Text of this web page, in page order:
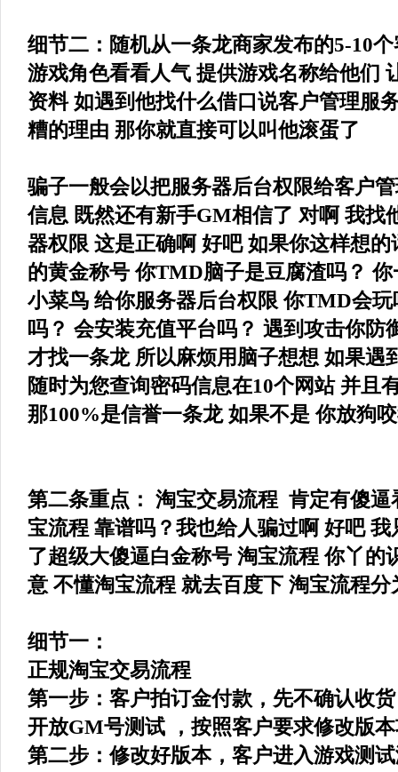
细节二：随机从一条龙商家发布的5-10
游戏角色看看人气 提供游戏名称给他们
资料 如遇到他找什么借口说客户管理服
糟的理由 那你就直接可以叫他滚蛋了
骗子一般会以把服务器后台权限给客户
信息 既然还有新手GM相信了 对啊 我找
器权限 这是正确啊 好吧 如果你这样想
的黄金称号 你TMD脑子是豆腐渣吗？
小菜鸟 给你服务器后台权限 你TMD会
吗？ 会安装充值平台吗？ 遇到攻击你防
才找一条龙 所以麻烦用脑子想想 如果遇
随时为您查询密码信息在10个网站 并且
那100%是信誉一条龙 如果不是 你放狗
第二条重点： 淘宝交易流程 肯定有傻逼
宝流程 靠谱吗？我也给人骗过啊 好吧
了超级大傻逼白金称号 淘宝流程 你丫的
意 不懂淘宝流程 就去百度下 淘宝流程分
细节一：
正规淘宝交易流程
第一步：客户拍订金付款，先不确认收
开放GM号测试 ，按照客户要求修改版
第二步：修改好版本，客户进入游戏测